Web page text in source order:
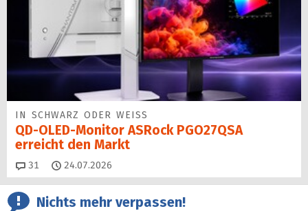
IN SCHWARZ ODER WEISS
QD-OLED-Monitor ASRock PGO27QSA
erreicht den Markt
31 Kommentare
24.07.2026
Nichts mehr verpassen!